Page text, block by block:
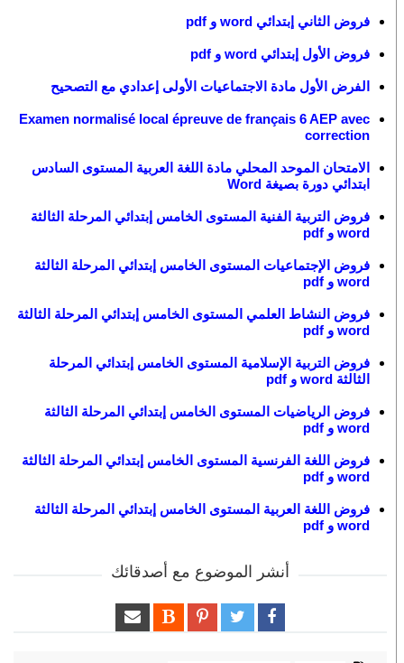
فروض الثاني إبتدائي word و pdf
فروض الأول إبتدائي word و pdf
الفرض الأول مادة الاجتماعيات الأولى إعدادي مع التصحيح
Examen normalisé local épreuve de français 6 AEP avec
correction
الامتحان الموحد المحلي مادة اللغة العربية المستوى السادس
ابتدائي دورة بصيغة Word
فروض التربية الفنية المستوى الخامس إبتدائي المرحلة الثالثة
word و pdf
فروض الإجتماعيات المستوى الخامس إبتدائي المرحلة الثالثة
word و pdf
فروض النشاط العلمي المستوى الخامس إبتدائي المرحلة الثالثة
word و pdf
فروض التربية الإسلامية المستوى الخامس إبتدائي المرحلة
الثالثة word و pdf
فروض الرياضيات المستوى الخامس إبتدائي المرحلة الثالثة
word و pdf
فروض اللغة الفرنسية المستوى الخامس إبتدائي المرحلة الثالثة
word و pdf
فروض اللغة العربية المستوى الخامس إبتدائي المرحلة الثالثة
word و pdf
أنشر الموضوع مع أصدقائك